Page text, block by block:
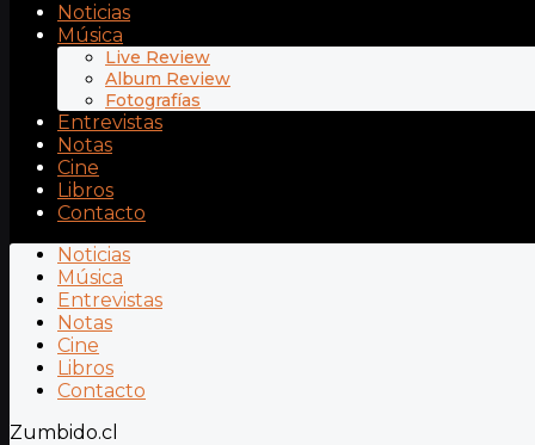
Noticias
Música
Live Review
Album Review
Fotografías
Entrevistas
Notas
Cine
Libros
Contacto
Noticias
Música
Entrevistas
Notas
Cine
Libros
Contacto
Zumbido.cl